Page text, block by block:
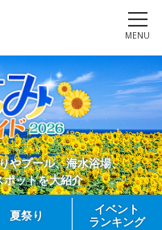
MENU
やプール、海水浴場、
ットを大紹介
夏祭り
イベント
ランキング